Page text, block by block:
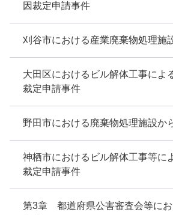
因裁定申請事件
刈谷市における産業廃棄物処理施
大田区におけるビル解体工事によ
裁定申請事件
野田市における廃棄物処理施設か
神栖市におけるビル解体工事等に
裁定申請事件
第3章 都道府県公害審査会等に